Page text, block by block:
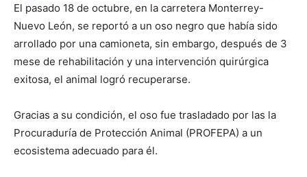
El pasado 18 de octubre, en la carretera Monterrey-
Nuevo León, se reportó a un oso negro que había sido
arrollado por una camioneta, sin embargo, después de 3
mese de rehabilitación y una intervención quirúrgica
exitosa, el animal logró recuperarse.
Gracias a su condición, el oso fue trasladado por las la
Procuraduría de Protección Animal (PROFEPA) a un
ecosistema adecuado para él.